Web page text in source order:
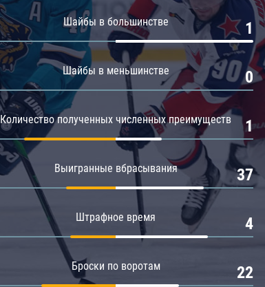
Амур
Барыс
Салават Юлаев
Шайбы в большинстве 1
Шайбы в меньшинстве 0
Количество полученных численных преимуществ 1
Выигранные вбрасывания 37
Штрафное время 4
Броски по воротам 22